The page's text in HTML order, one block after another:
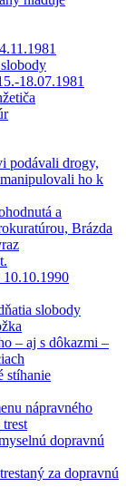
18.07.1981
podávali drogy,
ho k
a
Brázda
slobody
– aj s dôkazmi –
stíhanie
nápravného
dopravnú
za dopravnú